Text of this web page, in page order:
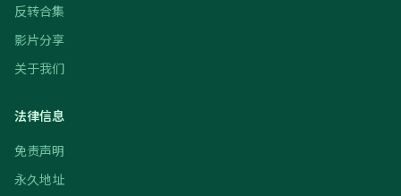
反转合集
影片分享
关于我们
法律信息
免责声明
永久地址